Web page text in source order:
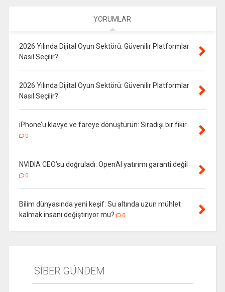
YORUMLAR
2026 Yılında Dijital Oyun Sektörü: Güvenilir Platformlar
Nasıl Seçilir?
2026 Yılında Dijital Oyun Sektörü: Güvenilir Platformlar
Nasıl Seçilir?
iPhone’u klavye ve fareye dönüştürün: Sıradışı bir fikir
0
NVIDIA CEO’su doğruladı: OpenAI yatırımı garanti değil
0
Bilim dünyasında yeni keşif: Su altında uzun mühlet
kalmak insanı değiştiriyor mu?
0
SİBER GÜNDEM